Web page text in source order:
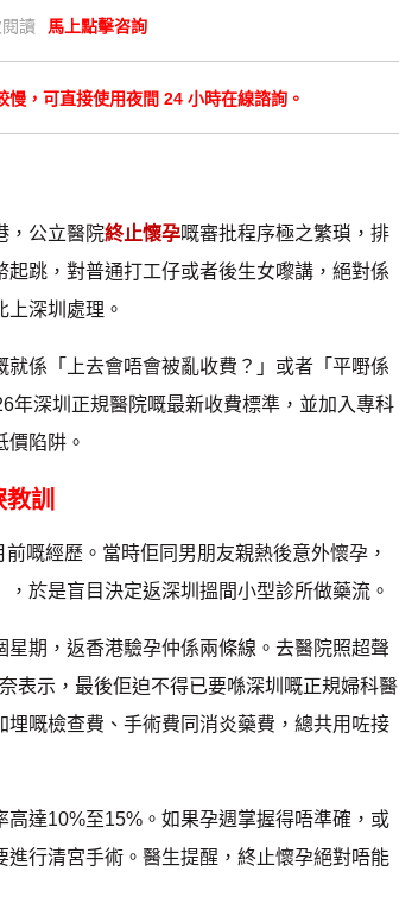
讀 馬上點擊咨詢
，可直接使用夜間 24 小時在線諮詢。
公立醫院終止懷孕嘅審批程序極之繁瑣，排
跳，對普通打工仔或者後生女嚟講，絕對係
深圳處理。
係「上去會唔會被亂收費？」或者「平嘢係
年深圳正規醫院嘅最新收費標準，並加入專科
陷阱。
訓
經歷。當時佢同男朋友親熱後意外懷孕，
於是盲目決定返深圳搵間小型診所做藥流。
期，返香港驗孕仲係兩條線。去醫院照超聲
表示，最後佢迫不得已要喺深圳嘅正規婦科醫
嘅檢查費、手術費同消炎藥費，總共用咗接
達10%至15%。如果孕週掌握得唔準確，或
行清宮手術。醫生提醒，終止懷孕絕對唔能